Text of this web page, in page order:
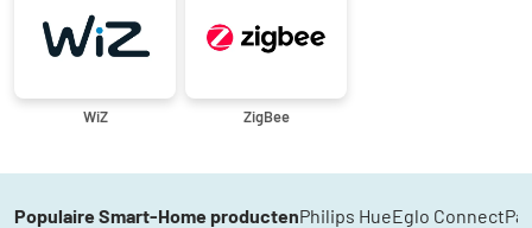
WiZ ZigBee
Populaire Smart-Home productenPhilips HueEglo Connect